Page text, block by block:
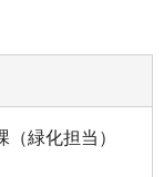
緑化担当）